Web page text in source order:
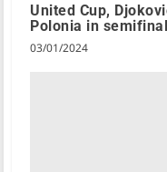
United Cup,
Polonia in
03/01/2024